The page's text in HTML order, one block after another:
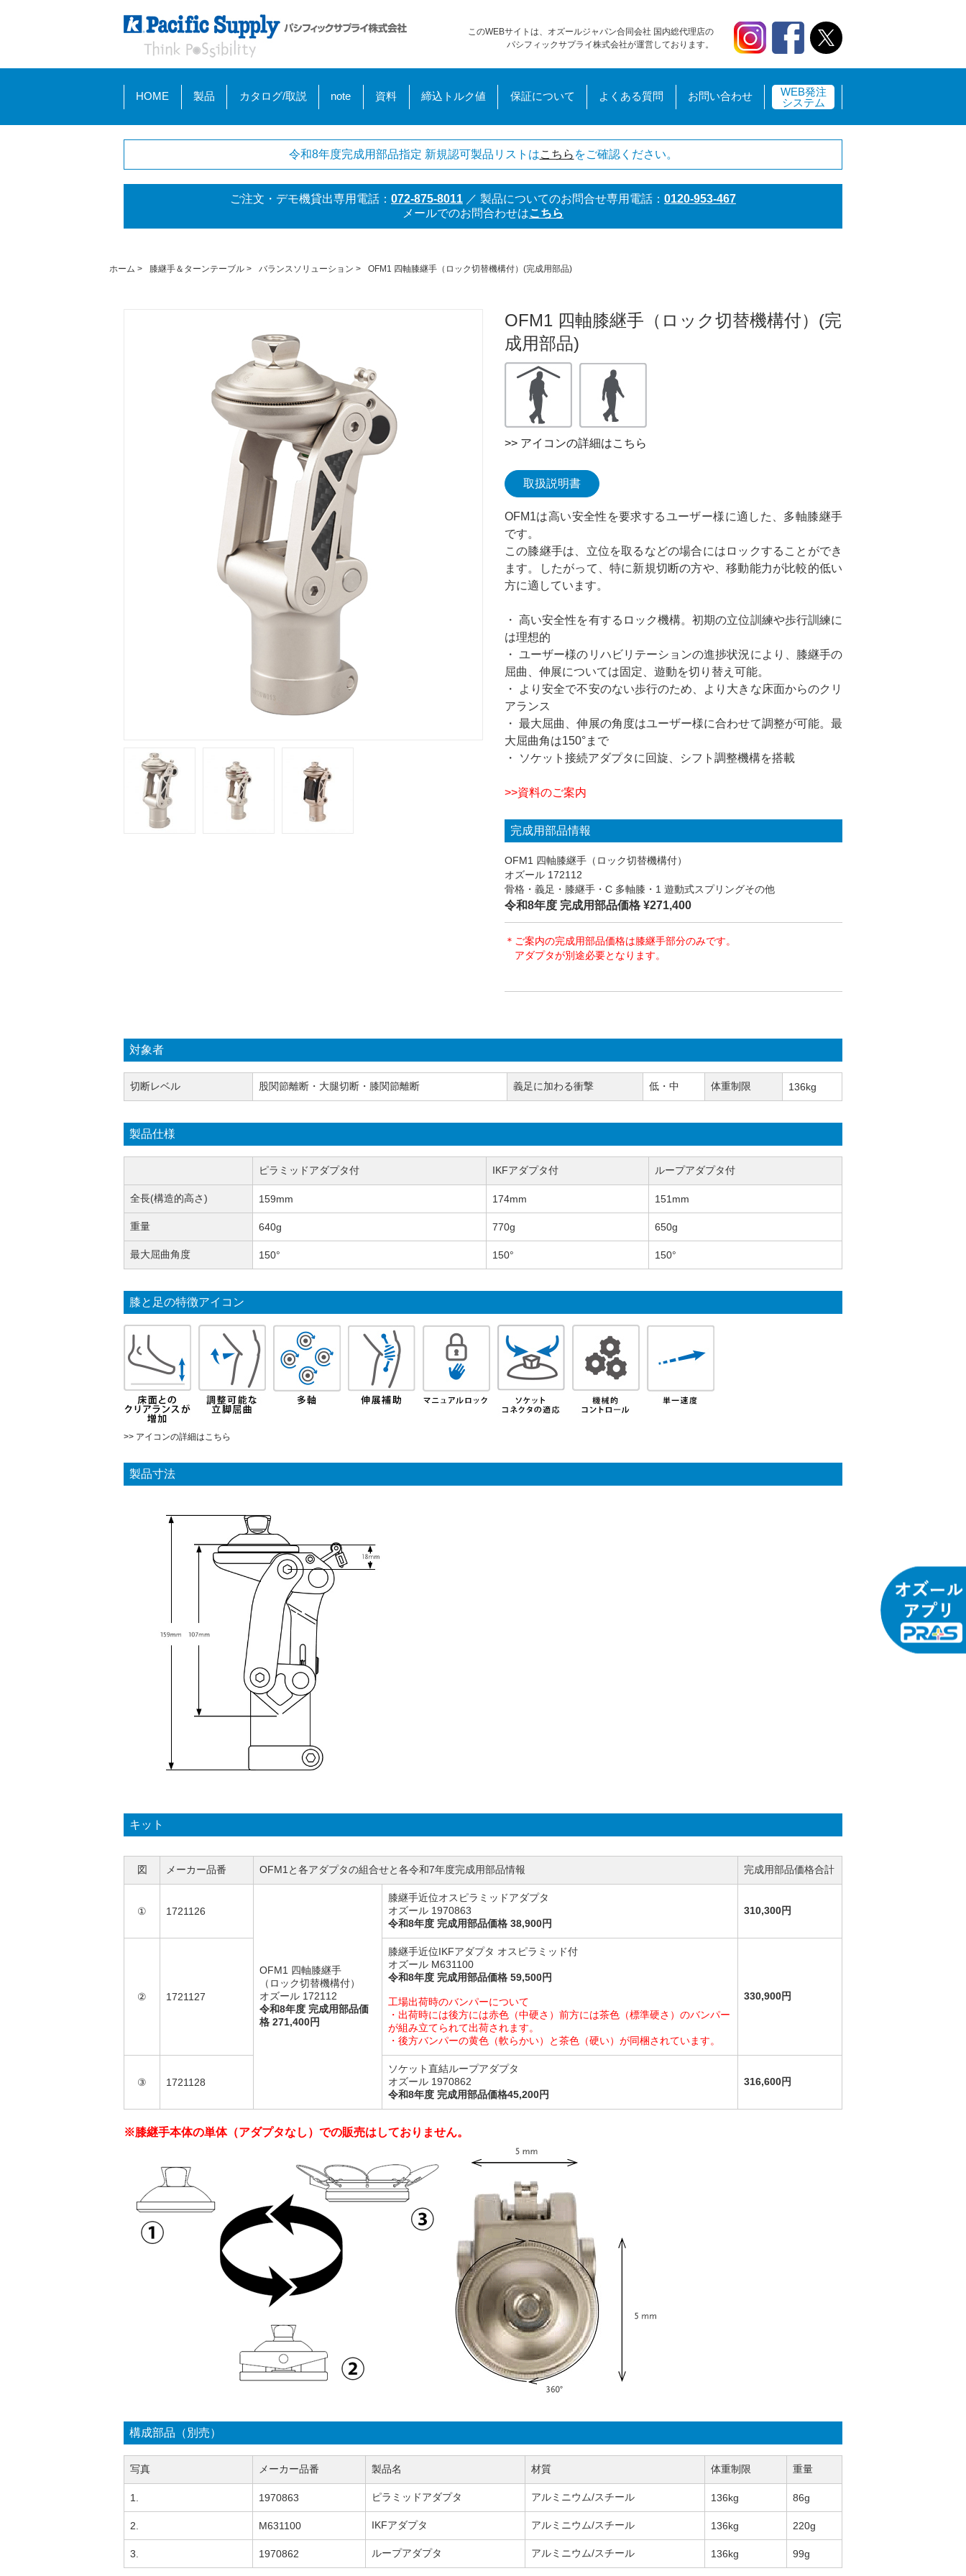
このWEBサイトは、オズールジャパン合同会社 国内総代理店の
パシフィックサプライ株式会社が運営しております。
HOME 製品 カタログ/取説 note 資料 締込トルク値 保証について よくある質問 お問い合わせ
WEB発注
システム
令和8年度完成用部品指定 新規認可製品リストはこちら をご確認ください。
ご注文・デモ機貸出専用電話： 072-875-8011 ／ 製品についてのお問合せ専用電話： 0120-953-467
メールでのお問合わせはこちら
ホーム > 膝継手＆ターンテーブル > バランスソリューション > OFM1 四軸膝継手（ロック切替機構付）(完成用部品)
OFM1 四軸膝継手（ロック切替機構付）(完
成用部品)
>> アイコンの詳細はこちら
取扱説明書
OFM1は高い安全性を要求するユーザー様に適した、多軸膝継手
です。
この膝継手は、立位を取るなどの場合にはロックすることができ
ます。したがって、特に新規切断の方や、移動能力が比較的低い
方に適しています。
・ 高い安全性を有するロック機構。初期の立位訓練や歩行訓練に
は理想的
・ ユーザー様のリハビリテーションの進捗状況により、膝継手の
屈曲、伸展については固定、遊動を切り替え可能。
・ より安全で不安のない歩行のため、より大きな床面からのクリ
アランス
・ 最大屈曲、伸展の角度はユーザー様に合わせて調整が可能。最
大屈曲角は150°まで
・ ソケット接続アダプタに回旋、シフト調整機構を搭載
>>資料のご案内
完成用部品情報
OFM1 四軸膝継手（ロック切替機構付）
オズール 172112
骨格・義足・膝継手・C 多軸膝・1 遊動式スプリングその他
令和8年度 完成用部品価格 ¥271,400
＊ご案内の完成用部品価格は膝継手部分のみです。
アダプタが別途必要となります。
対象者
切断レベル 股関節離断・大腿切断・膝関節離断 義足に加わる衝撃 低・中 体重制限 136kg
製品仕様
ピラミッドアダプタ付 IKFアダプタ付 ループアダプタ付
全長(構造的高さ) 159mm 174mm 151mm
重量 640g 770g 650g
最大屈曲角度 150° 150° 150°
膝と足の特徴アイコン
>> アイコンの詳細はこちら
製品寸法
キット
図 メーカー品番 OFM1と各アダプタの組合せと各令和7年度完成用部品情報 完成用部品価格合計
① 1721126
OFM1 四軸膝継手
（ロック切替機構付）
オズール 172112
令和8年度 完成用部品価
格 271,400円
膝継手近位オスピラミッドアダプタ
オズール 1970863
令和8年度 完成用部品価格 38,900円
310,300円
② 1721127
膝継手近位IKFアダプタ オスピラミッド付
オズール M631100
令和8年度 完成用部品価格 59,500円
工場出荷時のバンパーについて
・出荷時には後方には赤色（中硬さ）前方には茶色（標準硬さ）のバンパー
が組み立てられて出荷されます。
・後方バンパーの黄色（軟らかい）と茶色（硬い）が同梱されています。
330,900円
③ 1721128
ソケット直結ループアダプタ
オズール 1970862
令和8年度 完成用部品価格45,200円
316,600円
※膝継手本体の単体（アダプタなし）での販売はしておりません。
構成部品（別売）
写真 メーカー品番 製品名 材質 体重制限 重量
1. 1970863 ピラミッドアダプタ アルミニウム/スチール 136kg 86g
2. M631100 IKFアダプタ アルミニウム/スチール 136kg 220g
3. 1970862 ループアダプタ アルミニウム/スチール 136kg 99g